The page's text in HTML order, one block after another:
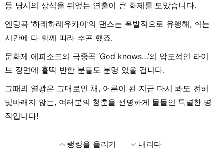
등 당시의 상식을 뒤엎는 연출이 큰 화제를 모았습니다.
엔딩곡 ‘하레하레유카이’의 댄스는 폭발적으로 유행해, 쉬는
시간에 다 함께 따라 추곤 했죠.
문화제 에피소드의 극중곡 ‘God knows…’의 압도적인 라이
브 장면에 홀딱 반한 분들도 분명 있을 겁니다.
그때의 열광은 그대로인 채, 어른이 된 지금 다시 봐도 전혀
빛바래지 않는, 여러분의 청춘을 선명하게 물들인 특별한 명
작입니다!
expand_less랭킹을 올리기 expand_more내리다